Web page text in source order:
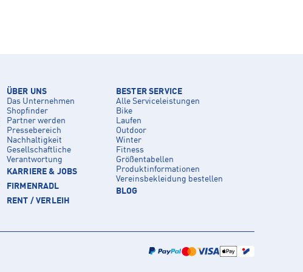
ÜBER UNS
Das Unternehmen
Shopfinder
Partner werden
Pressebereich
Nachhaltigkeit
Gesellschaftliche
Verantwortung
KARRIERE & JOBS
FIRMENRADL
RENT / VERLEIH
BESTER SERVICE
Alle Serviceleistungen
Bike
Laufen
Outdoor
Winter
Fitness
Größentabellen
Produktinformationen
Vereinsbekleidung bestellen
BLOG